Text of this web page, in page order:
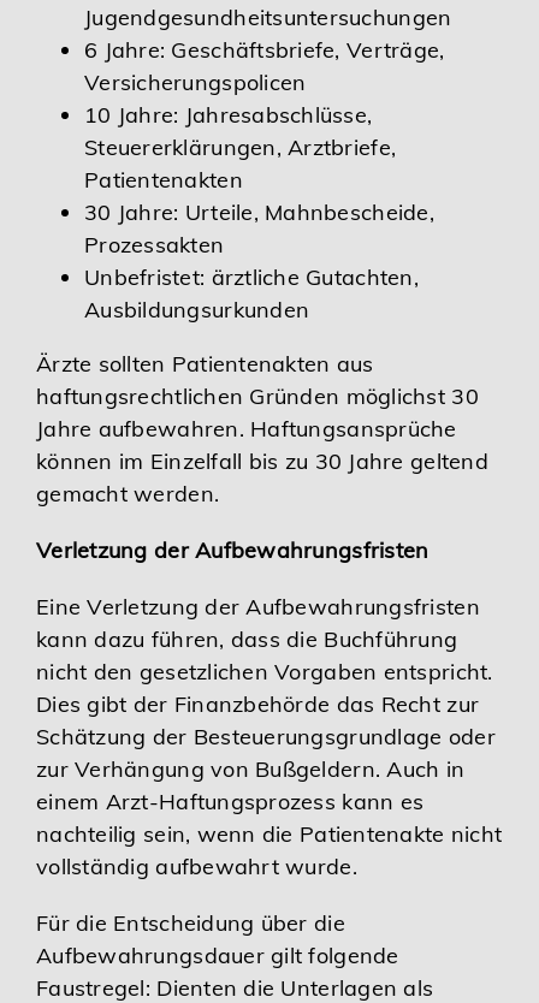
Jugendgesundheitsuntersuchungen
6 Jahre: Geschäftsbriefe, Verträge,
Versicherungspolicen
10 Jahre: Jahresabschlüsse,
Steuererklärungen, Arztbriefe,
Patientenakten
30 Jahre: Urteile, Mahnbescheide,
Prozessakten
Unbefristet: ärztliche Gutachten,
Ausbildungsurkunden
Ärzte sollten Patientenakten aus
haftungsrechtlichen Gründen möglichst 30
Jahre aufbewahren. Haftungsansprüche
können im Einzelfall bis zu 30 Jahre geltend
gemacht werden.
Verletzung der Aufbewahrungsfristen
Eine Verletzung der Aufbewahrungsfristen
kann dazu führen, dass die Buchführung
nicht den gesetzlichen Vorgaben entspricht.
Dies gibt der Finanzbehörde das Recht zur
Schätzung der Besteuerungsgrundlage oder
zur Verhängung von Bußgeldern. Auch in
einem Arzt-Haftungsprozess kann es
nachteilig sein, wenn die Patientenakte nicht
vollständig aufbewahrt wurde.
Für die Entscheidung über die
Aufbewahrungsdauer gilt folgende
Faustregel: Dienten die Unterlagen als